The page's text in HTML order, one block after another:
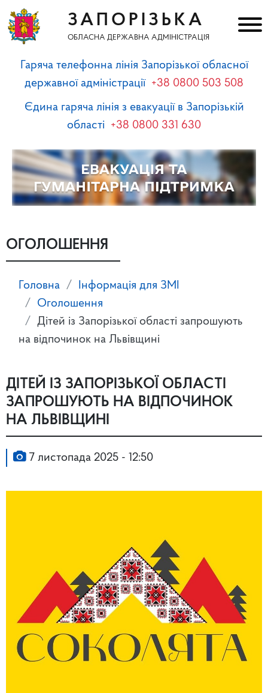
ЗАПОРІЗЬКА
ОБЛАСНА ДЕРЖАВНА АДМІНІСТРАЦІЯ
Гаряча телефонна лінія Запорізької обласної
державної адміністрації +38 0800 503 508
Єдина гаряча лінія з евакуації в Запорізькій
області +38 0800 331 630
ОГОЛОШЕННЯ
Головна
Інформація для ЗМІ
Оголошення
Дітей із Запорізької області запрошують
на відпочинок на Львівщині
ДІТЕЙ ІЗ ЗАПОРІЗЬКОЇ ОБЛАСТІ
ЗАПРОШУЮТЬ НА ВІДПОЧИНОК
НА ЛЬВІВЩИНІ
7 листопада 2025 - 12:50